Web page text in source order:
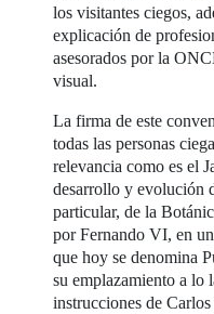
los visitantes ciegos,
explicación de
asesorados por la
visual.
La firma de este
todas las personas
relevancia como es el
desarrollo y evolución
particular, de la
por Fernando VI, en
que hoy se denomina
su emplazamiento a lo
instrucciones de